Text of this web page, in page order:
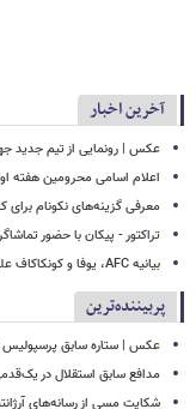
آخرین اخبار
عکس | رونمایی از تیم جدید
اعلام اسامی محرومین هفته
معرفی گزینه‌های نکونام برای
تراکتور - پیکان با حضور
بیانیه AFC، یوفا و کونکاکاف علیه اینفانتینو؛ فوتبال متعلق به یک فرد نیست
پربیننده‌ترین
عکس | ستاره سابق پرسپولیس
مدافع سابق استقلال در
شکایت مسی از رسانه‌های